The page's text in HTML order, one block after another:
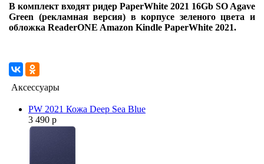
В комплект входят ридер PaperWhite 2021 16Gb SO Agave
Green (рекламная версия) в корпусе зеленого цвета и
обложка ReaderONE Amazon Kindle PaperWhite 2021.
Аксессуары
PW 2021 Кожа Deep Sea Blue
3 490 р